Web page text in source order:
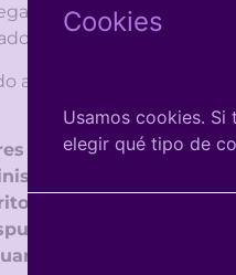
del Gobierno,
el lunes, 21 de
a los representantes
es un hecho
públicas en
de un diagnóstico
institucional
con mayor diligencia
Cookies
Usamos cookies. Si
elegir qué tipo de